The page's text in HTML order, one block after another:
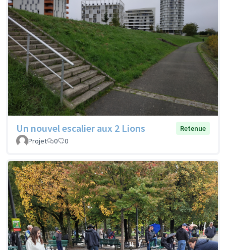
Un nouvel escalier aux 2 Lions
Retenue
Projet
0 0